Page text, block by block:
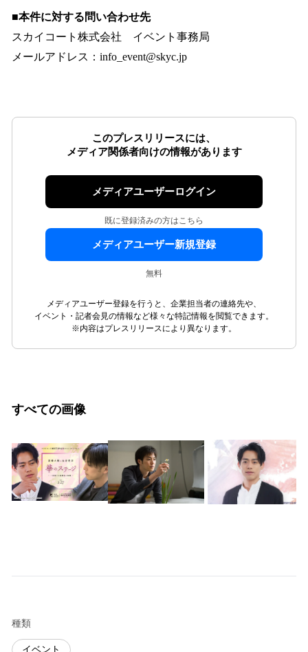
■本件に対する問い合わせ先
スカイコート株式会社 イベント事務局
メールアドレス：info_event@skyc.jp
このプレスリリースには、
メディア関係者向けの情報があります
メディアユーザーログイン
既に登録済みの方はこちら
メディアユーザー新規登録
無料
メディアユーザー登録を行うと、企業担当者の連絡先や、
イベント・記者会見の情報など様々な特記情報を閲覧できます。
※内容はプレスリリースにより異なります。
すべての画像
種類
イベント